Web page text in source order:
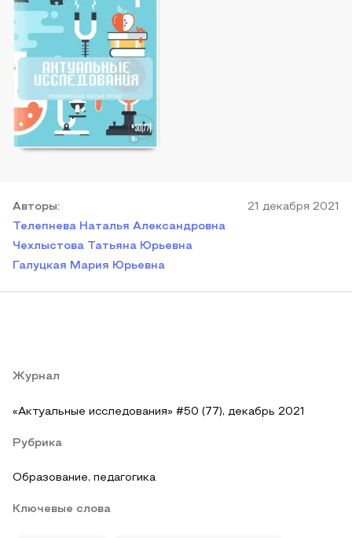
Авторы:
Телепнева Наталья Александровна
Чехлыстова Татьяна Юрьевна
Галуцкая Мария Юрьевна
21 декабря 2021
Журнал
«Актуальные исследования» #50 (77), декабрь 2021
Рубрика
Образование, педагогика
Ключевые слова